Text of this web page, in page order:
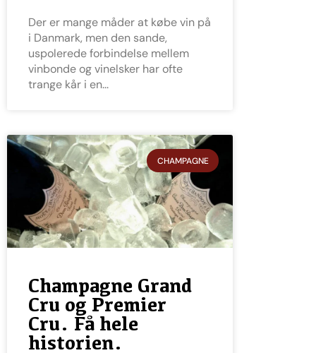
Der er mange måder at købe vin på
i Danmark, men den sande,
uspolerede forbindelse mellem
vinbonde og vinelsker har ofte
trange kår i en
CHAMPAGNE
Champagne Grand
Cru og Premier
Cru. Få hele
historien.